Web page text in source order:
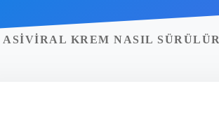
ASIVIRAL KREM NASIL SÜRÜLÜR